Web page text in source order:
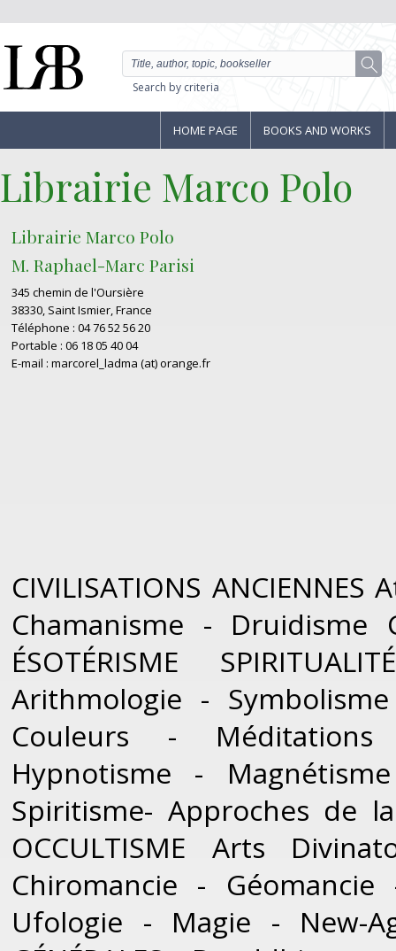
Search by criteria
HOME PAGE BOOKS AND WORKS
Librairie Marco Polo
Librairie Marco Polo
M. Raphael-Marc Parisi
345 chemin de l'Oursière
38330, Saint Ismier, France
Téléphone : 04 76 52 56 20
Portable : 06 18 05 40 04
E-mail : marcorel_ladma (at) orange.fr
CIVILISATIONS
Chamanisme - Druidisme
ÉSOTÉRISME
Arithmologie -
Couleurs - Méditations
Hypnotisme -
Spiritisme- Approches de
OCCULTISME Arts
Chiromancie -
Ufologie - Magie - New-